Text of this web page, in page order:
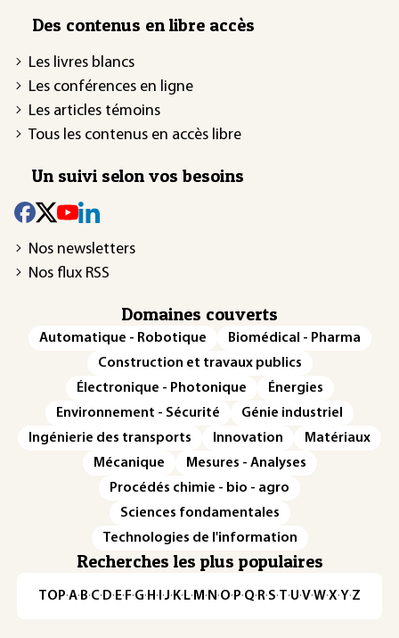
Des contenus en libre accès
Les livres blancs
Les conférences en ligne
Les articles témoins
Tous les contenus en accès libre
Un suivi selon vos besoins
Nos newsletters
Nos flux RSS
Domaines couverts
Automatique - Robotique
Biomédical - Pharma
Construction et travaux publics
Électronique - Photonique
Énergies
Environnement - Sécurité
Génie industriel
Ingénierie des transports
Innovation
Matériaux
Mécanique
Mesures - Analyses
Procédés chimie - bio - agro
Sciences fondamentales
Technologies de l'information
Recherches les plus populaires
TOP·A·B·C·D·E·F·G·H·I·J·K·L·M·N·O·P·Q·R·S·T·U·V·W·X·Y·Z